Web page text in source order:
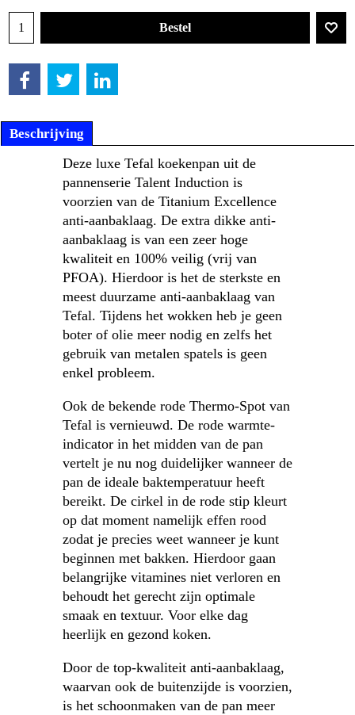
Bestel
Beschrijving
Deze luxe Tefal koekenpan uit de
pannenserie Talent Induction is
voorzien van de Titanium Excellence
anti-aanbaklaag. De extra dikke anti-
aanbaklaag is van een zeer hoge
kwaliteit en 100% veilig (vrij van
PFOA). Hierdoor is het de sterkste en
meest duurzame anti-aanbaklaag van
Tefal. Tijdens het wokken heb je geen
boter of olie meer nodig en zelfs het
gebruik van metalen spatels is geen
enkel probleem.
Ook de bekende rode Thermo-Spot van
Tefal is vernieuwd. De rode warmte-
indicator in het midden van de pan
vertelt je nu nog duidelijker wanneer de
pan de ideale baktemperatuur heeft
bereikt. De cirkel in de rode stip kleurt
op dat moment namelijk effen rood
zodat je precies weet wanneer je kunt
beginnen met bakken. Hierdoor gaan
belangrijke vitamines niet verloren en
behoudt het gerecht zijn optimale
smaak en textuur. Voor elke dag
heerlijk en gezond koken.
Door de top-kwaliteit anti-aanbaklaag,
waarvan ook de buitenzijde is voorzien,
is het schoonmaken van de pan meer